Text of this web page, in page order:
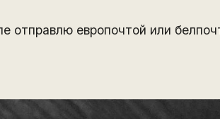
отправлю европочтой или